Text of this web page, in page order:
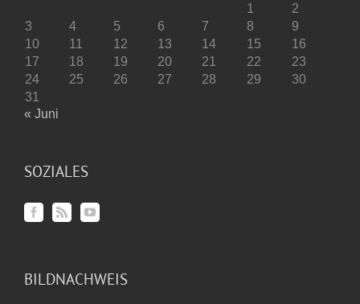
1
2
3
4 5 6 7 8
9
10
11 12 13 14 15
16
17
18 19 20 21 22
23
24
25 26 27 28 29
30
31
« Juni
SOZIALES
BILDNACHWEIS